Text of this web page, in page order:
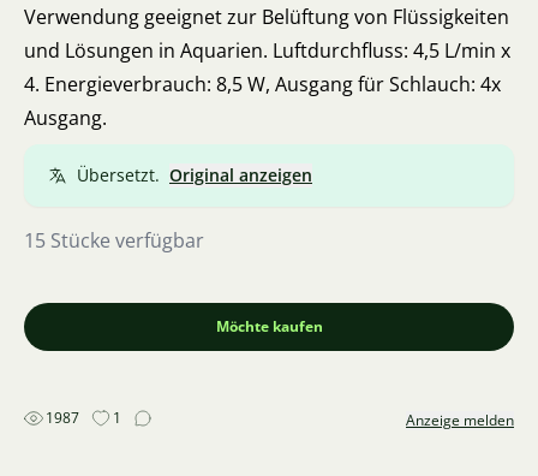
Verwendung geeignet zur Belüftung von Flüssigkeiten
und Lösungen in Aquarien. Luftdurchfluss: 4,5 L/min x
4. Energieverbrauch: 8,5 W, Ausgang für Schlauch: 4x
Ausgang.
Übersetzt. Original anzeigen
15 Stücke verfügbar
Möchte kaufen
1987 1 Anzeige melden